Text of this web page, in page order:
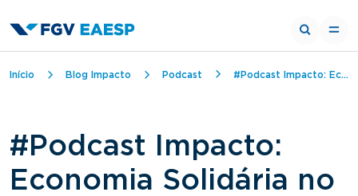
Trilha de navegação
Início Blog Impacto Podcast #Podcast Impacto: Economia Solidária no Brasil: trajetória e evolução
#Podcast Impacto:
Economia Solidária no